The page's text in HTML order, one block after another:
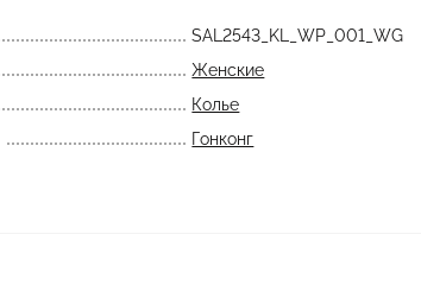
SAL2543_KL_WP_001_WG
Женские
Колье
Гонконг